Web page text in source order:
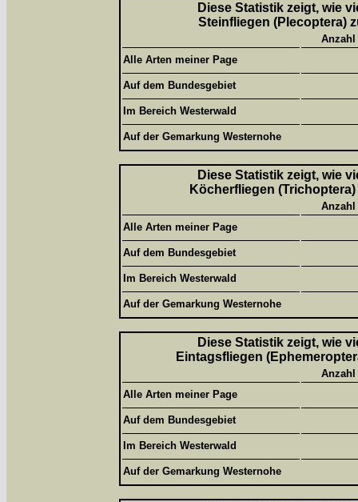
Diese Statistik zeigt, wie
Steinfliegen (Plecoptera)
Alle Arten meiner Page
Auf dem Bundesgebiet
Im Bereich Westerwald
Auf der Gemarkung Westernohe
Diese Statistik zeigt, wie
Köcherfliegen
Alle Arten meiner Page
Auf dem Bundesgebiet
Im Bereich Westerwald
Auf der Gemarkung Westernohe
Diese Statistik zeigt, wie
Eintagsfliegen
Alle Arten meiner Page
Auf dem Bundesgebiet
Im Bereich Westerwald
Auf der Gemarkung Westernohe